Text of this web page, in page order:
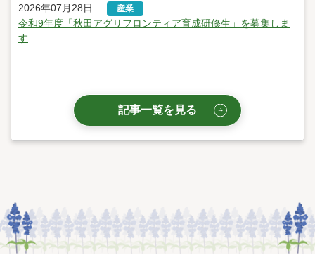
2026年07月28日 産業
令和9年度「秋田アグリフロンティア育成研修生」を募集しま
す
記事一覧を見る